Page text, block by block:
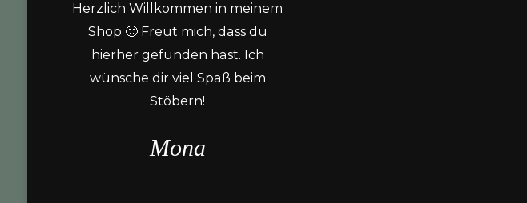
Herzlich Willkommen in meinem
Shop 🙂 Freut mich, dass du
hierher gefunden hast. Ich
wünsche dir viel Spaß beim
Stöbern!
Mona